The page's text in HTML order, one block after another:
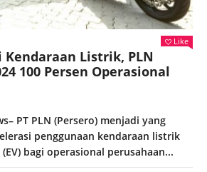
Like
Listrik, PLN
100 Persen Operasional
PT PLN (Persero) menjadi yang
penggunaan kendaraan listrik
bagi operasional perusahaan...